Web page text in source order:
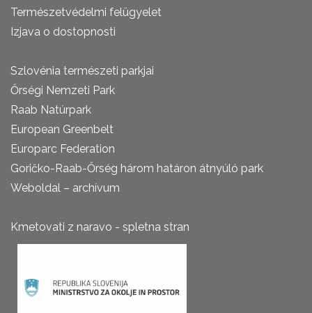
Természetvédelmi felügyelet
Izjava o dostopnosti
Szlovénia természeti parkjai
Őrségi Nemzeti Park
Raab Natúrpark
European Greenbelt
Europarc Federation
Goričko-Raab-Őrség három határon átnyúló park
Weboldal – archívum
Kmetovati z naravo - spletna stran